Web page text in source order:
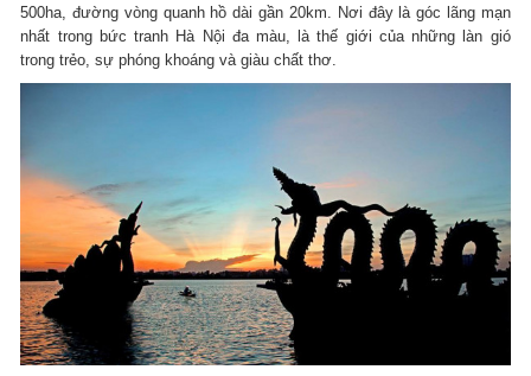
500ha, đường vòng quanh hồ dài gần 20km. Nơi đây là góc lãng mạn
nhất trong bức tranh Hà Nội đa màu, là thế giới của những làn gió
trong trẻo, sự phóng khoáng và giàu chất thơ.